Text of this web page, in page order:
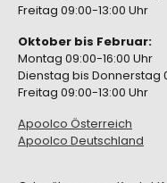
Freitag 09:00-13:00 Uhr
Oktober bis Februar:
Montag 09:00-16:00 Uhr
Dienstag bis Donnerstag
Freitag 09:00-13:00 Uhr
Apoolco Österreich
Apoolco Deutschland